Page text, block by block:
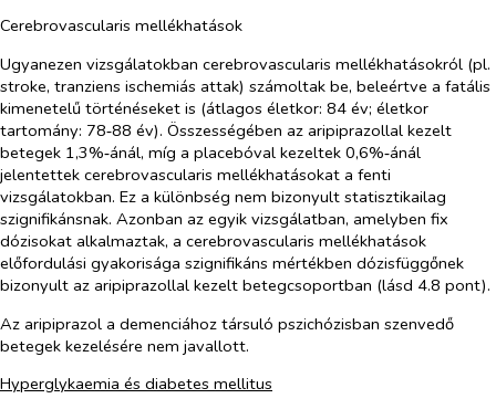
Cerebrovascularis mellékhatások
Ugyanezen vizsgálatokban cerebrovascularis mellékhatásokról (pl.
stroke, tranziens ischemiás attak) számoltak be, beleértve a fatális
kimenetelű történéseket is (átlagos életkor: 84 év; életkor
tartomány: 78‑88 év). Összességében az aripiprazollal kezelt
betegek 1,3%‑ánál, míg a placebóval kezeltek 0,6%‑ánál
jelentettek cerebrovascularis mellékhatásokat a fenti
vizsgálatokban. Ez a különbség nem bizonyult statisztikailag
szignifikánsnak. Azonban az egyik vizsgálatban, amelyben fix
dózisokat alkalmaztak, a cerebrovascularis mellékhatások
előfordulási gyakorisága szignifikáns mértékben dózisfüggőnek
bizonyult az aripiprazollal kezelt betegcsoportban (lásd 4.8 pont).
Az aripiprazol a demenciához társuló pszichózisban szenvedő
betegek kezelésére nem javallott.
Hyperglykaemia és diabetes mellitus